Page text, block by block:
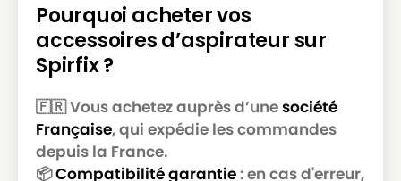
NILFISK
NILFISK HDS 2000
NILFISK
NILFISK NB 100
NILFISK
NILFISK
NILFISK SALTIX 10
NILFISK
NILFISK THOR
Pourquoi acheter vos
accessoires d’aspirateur sur
Spirfix ?
🇫🇷 Vous achetez auprès d’unesociété
Française, qui expédie les commandes
depuis la France.
📦Compatibilité garantie: en cas d'erreur,